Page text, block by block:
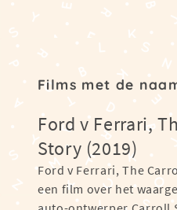
Films met de
Ford v Ferrari,
Story (2019)
Ford v Ferrari, The
een film over het